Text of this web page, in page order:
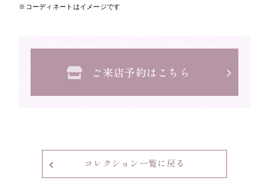
コーディネートはイメージです
ご来店予約はこちら
コレクション一覧に戻る